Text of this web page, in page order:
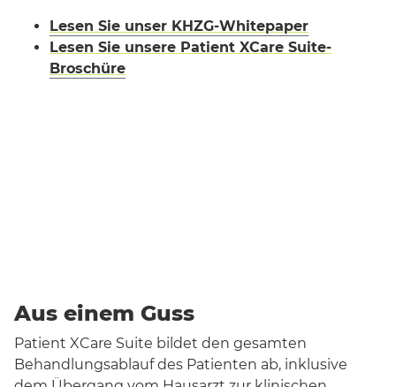
Lesen Sie unser KHZG-Whitepaper
Lesen Sie unsere Patient XCare Suite-
Broschüre
Aus einem Guss
Patient XCare Suite bildet den gesamten
Behandlungsablauf des Patienten ab, inklusive